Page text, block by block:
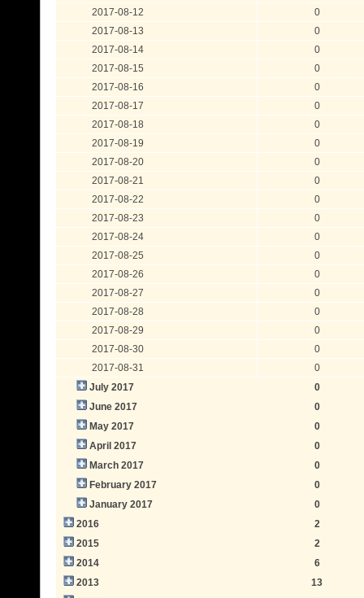
2017-08-12
0
2017-08-13
0
2017-08-14
0
2017-08-15
0
2017-08-16
0
2017-08-17
0
2017-08-18
0
2017-08-19
0
2017-08-20
0
2017-08-21
0
2017-08-22
0
2017-08-23
0
2017-08-24
0
2017-08-25
0
2017-08-26
0
2017-08-27
0
2017-08-28
0
2017-08-29
0
2017-08-30
0
2017-08-31
0
July 2017
0
June 2017
0
May 2017
0
April 2017
0
March 2017
0
February 2017
0
January 2017
0
2016
2
2015
2
2014
6
2013
13